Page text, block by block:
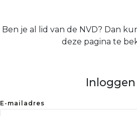
Ben je al lid van de NVD? Dan
deze pagina te
Inloggen
E-mailadres